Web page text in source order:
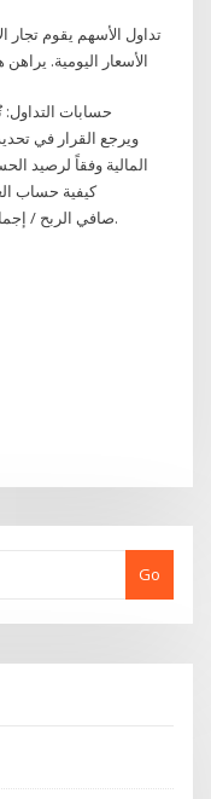
تداول الأسهم يقوم تجار
الأسعار اليومية.
حسابات
01/12/2019 العائد ROI = صافي الربح / إجمالي تكاليف الاستثمار.
Go